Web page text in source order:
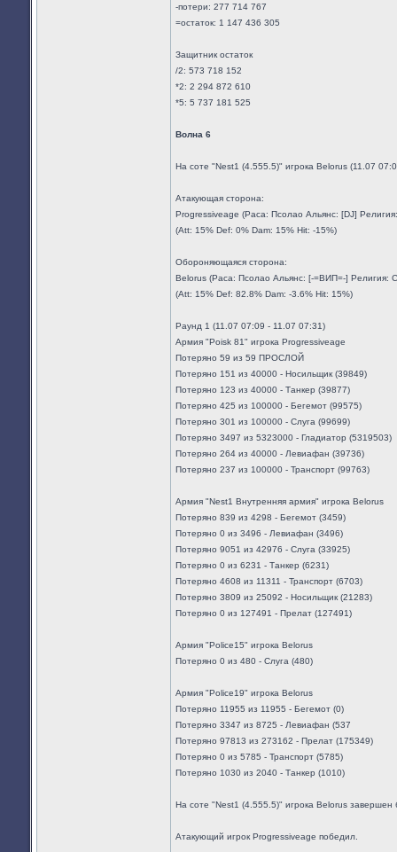
-потери: 277 714 767
=остаток: 1 147 436 305
Защитник остаток
/2: 573 718 152
*2: 2 294 872 610
*5: 5 737 181 525
Волна 6
На соте "Nest1 (4.555.5)" игрока Belorus (11.07
Атакующая сторона:
Progressiveage (Раса: Псолао Альянс: [DJ]
(Att: 15% Def: 0% Dam: 15% Hit: -15%)
Обороняющаяся сторона:
Belorus (Раса: Псолао Альянс: [-=ВИП=-] Религия:
(Att: 15% Def: 82.8% Dam: -3.6% Hit: 15%)
Раунд 1 (11.07 07:09 - 11.07 07:31)
Армия "Poisk 81" игрока Progressiveage
Потеряно 59 из 59 ПРОСЛОЙ
Потеряно 151 из 40000 - Носильщик (39849)
Потеряно 123 из 40000 - Танкер (39877)
Потеряно 425 из 100000 - Бегемот (99575)
Потеряно 301 из 100000 - Слуга (99699)
Потеряно 3497 из 5323000 - Гладиатор (5319503)
Потеряно 264 из 40000 - Левиафан (39736)
Потеряно 237 из 100000 - Транспорт (99763)
Армия "Nest1 Внутренняя армия" игрока Belorus
Потеряно 839 из 4298 - Бегемот (3459)
Потеряно 0 из 3496 - Левиафан (3496)
Потеряно 9051 из 42976 - Слуга (33925)
Потеряно 0 из 6231 - Танкер (6231)
Потеряно 4608 из 11311 - Транспорт (6703)
Потеряно 3809 из 25092 - Носильщик (21283)
Потеряно 0 из 127491 - Прелат (127491)
Армия "Police15" игрока Belorus
Потеряно 0 из 480 - Слуга (480)
Армия "Police19" игрока Belorus
Потеряно 11955 из 11955 - Бегемот (0)
Потеряно 3347 из 8725 - Левиафан (537
Потеряно 97813 из 273162 - Прелат (175349)
Потеряно 0 из 5785 - Транспорт (5785)
Потеряно 1030 из 2040 - Танкер (1010)
На соте "Nest1 (4.555.5)" игрока Belorus завершен
Атакующий игрок Progressiveage победил.